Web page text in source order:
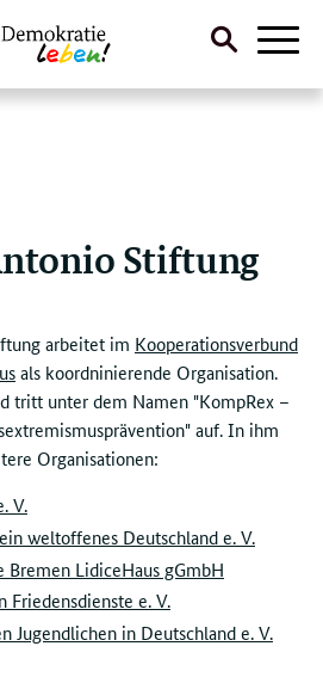
Suche
Stiftung
arbeitet im Kooperationsverbund
als koordninierende Organisation.
tritt unter dem Namen "KompRex –
auf. In ihm
Organisationen:
V.
weltoffenes Deutschland e. V.
Bremen LidiceHaus gGmbH
Friedensdienste e. V.
Jugendlichen in Deutschland e. V.